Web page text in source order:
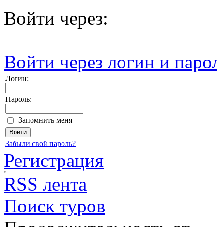
Войти через:
Войти через логин и
Логин:
Пароль:
Запомнить меня
Забыли свой пароль?
Регистрация
RSS лента
Поиск туров